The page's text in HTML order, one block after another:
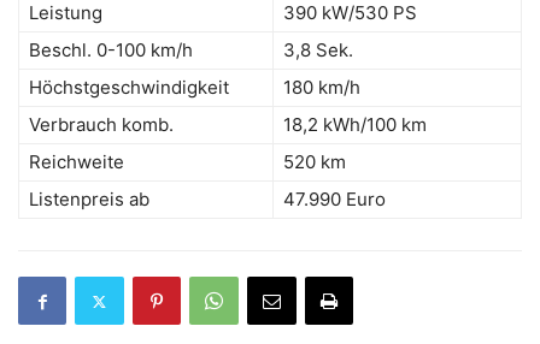
Leistung
390 kW/530 PS
Beschl. 0-100 km/h
3,8 Sek.
Höchstgeschwindigkeit
180 km/h
Verbrauch komb.
18,2 kWh/100 km
Reichweite
520 km
Listenpreis ab
47.990 Euro